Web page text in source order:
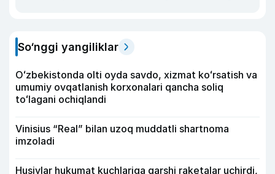
So‘nggi yangiliklar
Oʻzbekistonda olti oyda savdo, xizmat koʻrsatish va
umumiy ovqatlanish korxonalari qancha soliq
toʻlagani ochiqlandi
Vinisius “Real” bilan uzoq muddatli shartnoma
imzoladi
Husiylar hukumat kuchlariga qarshi raketalar uchirdi,